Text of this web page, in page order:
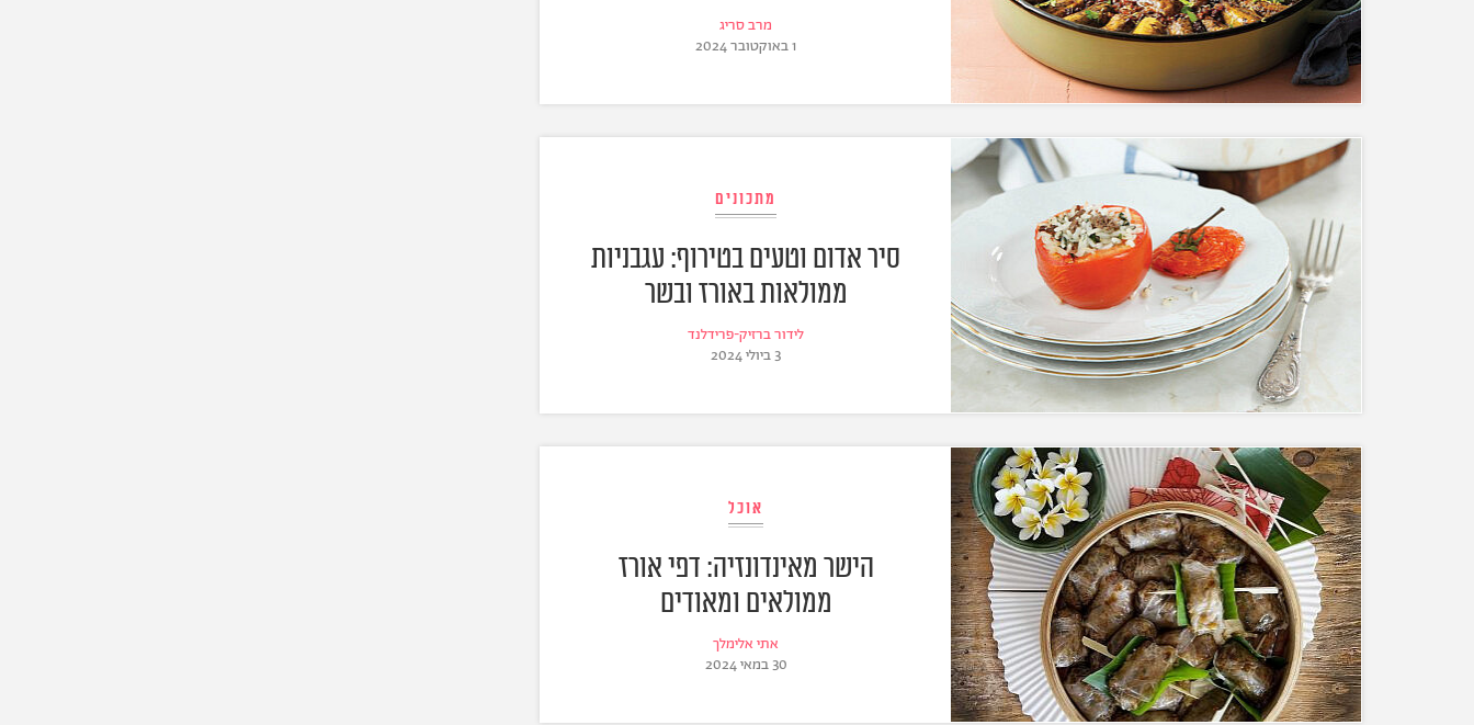
מרב סריג
1 באוקטובר 2024
מתכונים
סיר אדום וטעים בטירוף: עגבניות
ממולאות באורז ובשר
לידור ברזיק-פרידלנד
3 ביולי 2024
אוכל
הישר מאינדונזיה: דפי אורז
ממולאים ומאודים
אתי אלימלך
30 במאי 2024